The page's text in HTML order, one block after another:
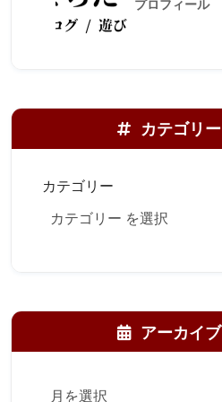
プロフィール
カテゴリー
カテゴリー
アーカイブ
ア